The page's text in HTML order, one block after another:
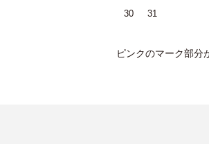
30 31
ピンクのマーク部分